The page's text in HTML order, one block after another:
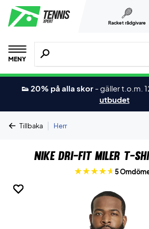
Racket rådgivare
MENY
Sök efter produkter, märken
👟 20% på alla skor -gäller t.o.m.
utbudet
Tillbaka | Herr
Nike Dri-Fit Miler T-
5